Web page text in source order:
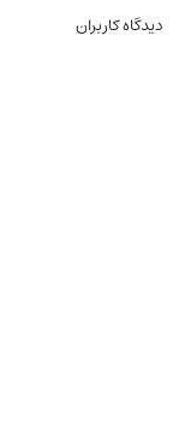
دیدگاه کاربران